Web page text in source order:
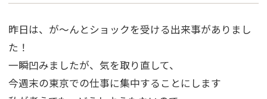
昨日は、が～んとショックを受ける出来事がありまし
た！
一瞬凹みましたが、気を取り直して、
今週末の東京での仕事に集中することにします